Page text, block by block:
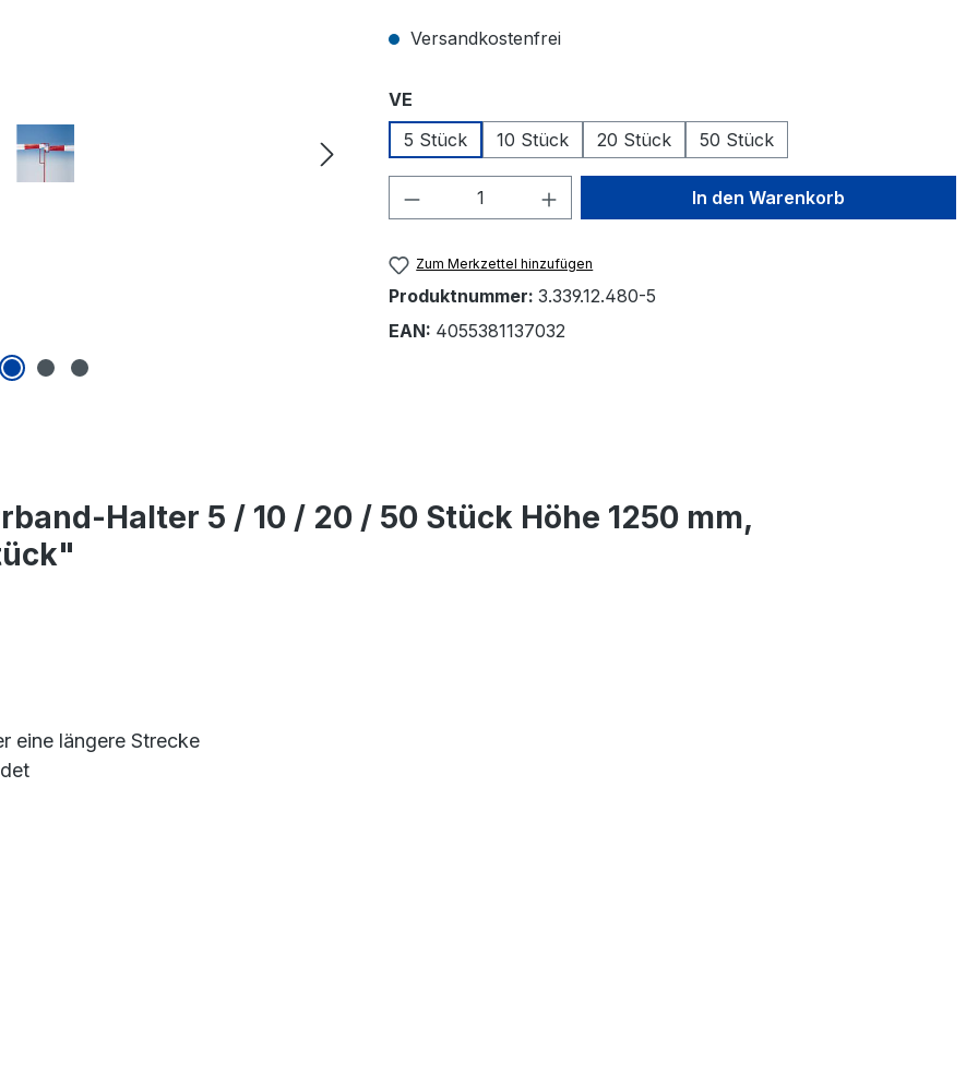
Versandkostenfrei
VE
5 Stück
10 Stück 20 Stück 50 Stück
Produkt Anzahl: Gib den gewünschten Wert
In den Warenkorb
Zum Merkzettel hinzufügen
Produktnummer: 3.339.12.480-5
EAN: 4055381137032
Halter 5 / 10 / 20 / 50 Stück Höhe 1250 mm,
eine längere Strecke